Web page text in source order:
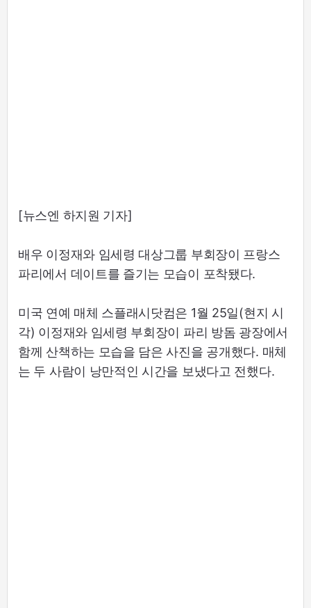
[뉴스엔 하지원 기자]
배우 이정재와 임세령 대상그룹 부회장이 프랑스
파리에서 데이트를 즐기는 모습이 포착됐다.
미국 연예 매체 스플래시닷컴은 1월 25일(현지 시
각) 이정재와 임세령 부회장이 파리 방돔 광장에서
함께 산책하는 모습을 담은 사진을 공개했다. 매체
는 두 사람이 낭만적인 시간을 보냈다고 전했다.